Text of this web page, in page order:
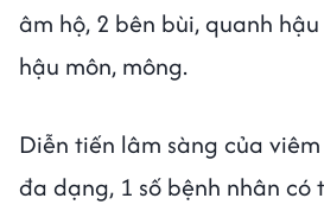
âm hộ, 2 bên bùi, quanh
hậu môn, mông.
Diễn tiến lâm sàng của
đa dạng, 1 số bệnh nhân